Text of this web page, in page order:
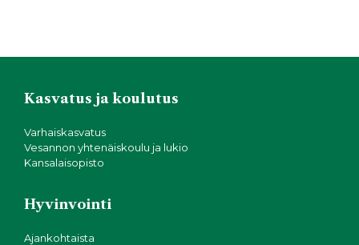
Kasvatus ja koulutus
Varhaiskasvatus
Vesannon yhtenäiskoulu ja lukio
Kansalaisopisto
Hyvinvointi
Ajankohtaista